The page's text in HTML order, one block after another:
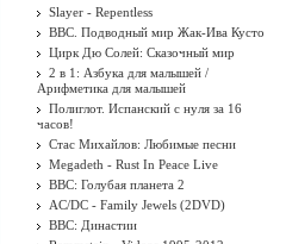
Slayer - Repentless
BBC. Подводный мир Жак-Ива Кусто
Цирк Дю Солей: Сказочный мир
2 в 1: Азбука для малышей /
Арифметика для малышей
Полиглот. Испанский с нуля за 16
часов!
Стас Михайлов: Любимые песни
Megadeth - Rust In Peace Live
BBC: Голубая планета 2
AC/DC - Family Jewels (2DVD)
BBC: Династии